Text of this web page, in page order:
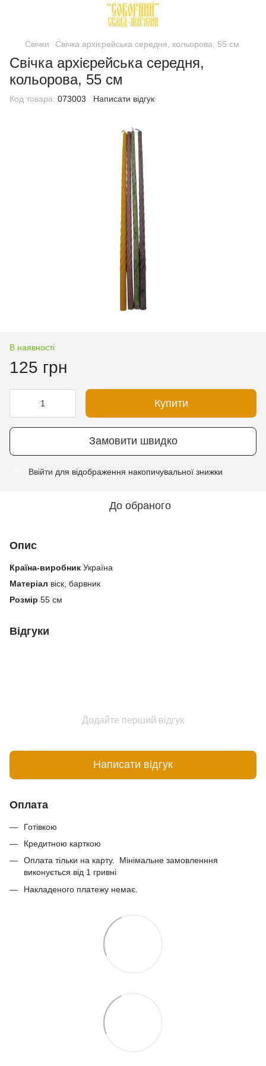
Свічки Свічка архієрейська середня, кольорова, 55 см
Свічка архієрейська середня,
кольорова, 55 см
Код товара: 073003 Написати відгук
В наявності
125 грн
Купити
Замовити швидко
Ввійти для відображення накопичувальної знижки
До обраного
Опис
Країна-виробник Україна
Матеріал віск, барвник
Розмір 55 см
Відгуки
Додайте перший відгук
Написати відгук
Оплата
Готівкою
Кредитною карткою
Оплата тільки на карту. Мінімальне замовленння
виконується від 1 гривні
Накладеного платежу немає.